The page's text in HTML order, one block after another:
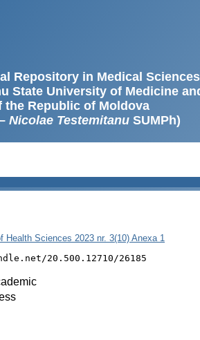
Repository in Medical Sciences
State University of Medicine
the Republic of Moldova
Nicolae TestemitanuSUMPh)
Sciences 2023 nr. 3(10) Anexa 1
20.500.12710/26185